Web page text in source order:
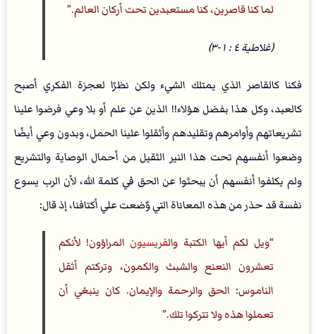
لما كنا قاصرين، كنا مستعبدين تحت أركان العالم.
(غلاطية ٤ : ١-٣)
فكنا كالقاصر الذي يمتلك الشيء ولكن نظرًا لعجزة الفكري أصبح
كالعبد، وكل هذا بفضل هؤلاء!! الذين عن علم أو بلا وعي فرضوا علينا
تشريعاتهم وأوامرهم وتقليدهم وأثقلوا علينا الحمل، وبدون وعي أيضًا
وضعوا أنفسهم تحت هذا النير الثقيل من أحمال الوصاية والتشريع
ولم يكلفوا أنفسهم أن يبحثوا عن الحق في كلمة الله، لأن الرب يسوع
نفسة قد حذر من هذه المعاناة التي وٌضعت علي أكتافنا، إذ قال:
ويل لكم أيها الكتبة والفريسيون المراؤون! لأنكم
تعشرون النعنع والشبث والكمون، وتركتم أثقل
الناموس: الحق والرحمة والإيمان. كان ينبغي أن
تعملوا هذه ولا تتركوا تلك.